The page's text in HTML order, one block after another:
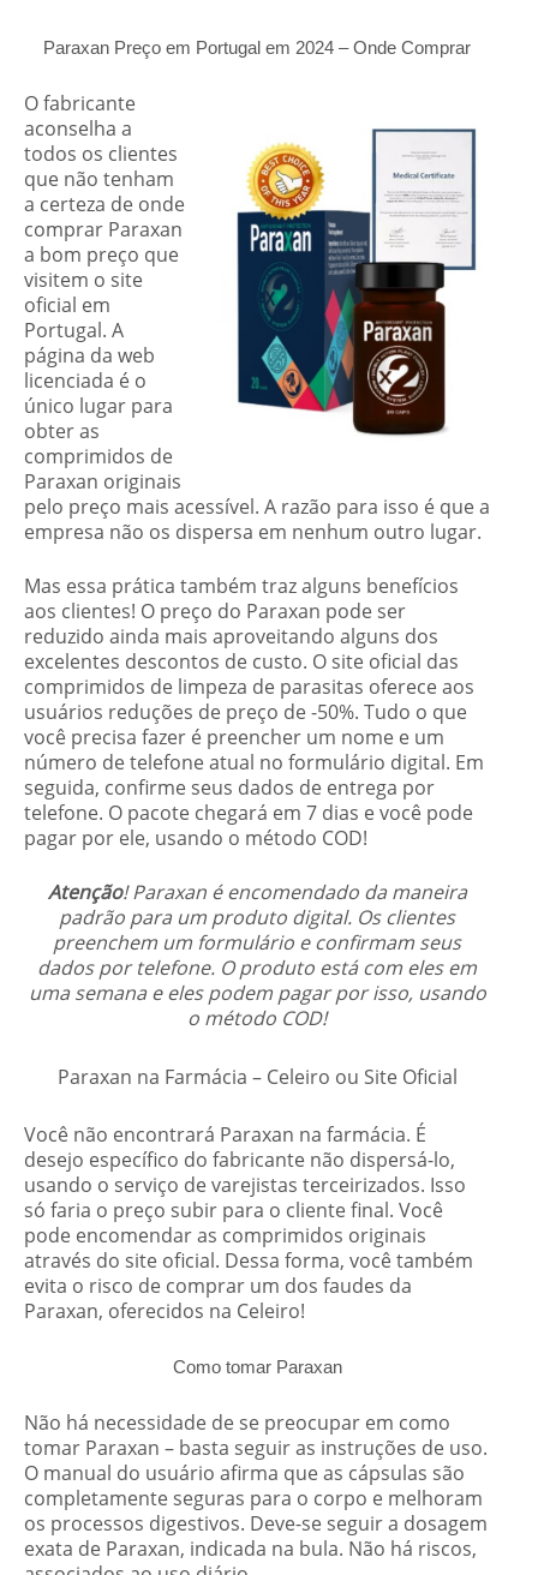
Paraxan Preço em Portugal em 2024 – Onde Comprar
O fabricante
aconselha a
todos os clientes
que não tenham
a certeza de onde
comprar Paraxan
a bom preço que
visitem o site
oficial em
Portugal. A
página da web
licenciada é o
único lugar para
obter as
comprimidos de
Paraxan originais
pelo preço mais acessível. A razão para isso é que a
empresa não os dispersa em nenhum outro lugar.
Mas essa prática também traz alguns benefícios
aos clientes! O preço do Paraxan pode ser
reduzido ainda mais aproveitando alguns dos
excelentes descontos de custo. O site oficial das
comprimidos de limpeza de parasitas oferece aos
usuários reduções de preço de -50%. Tudo o que
você precisa fazer é preencher um nome e um
número de telefone atual no formulário digital. Em
seguida, confirme seus dados de entrega por
telefone. O pacote chegará em 7 dias e você pode
pagar por ele, usando o método COD!
Atenção! Paraxan é encomendado da maneira
padrão para um produto digital. Os clientes
preenchem um formulário e confirmam seus
dados por telefone. O produto está com eles em
uma semana e eles podem pagar por isso, usando
o método COD!
Paraxan na Farmácia – Celeiro ou Site Oficial
Você não encontrará Paraxan na farmácia. É
desejo específico do fabricante não dispersá-lo,
usando o serviço de varejistas terceirizados. Isso
só faria o preço subir para o cliente final. Você
pode encomendar as comprimidos originais
através do site oficial. Dessa forma, você também
evita o risco de comprar um dos faudes da
Paraxan, oferecidos na Celeiro!
Como tomar Paraxan
Não há necessidade de se preocupar em como
tomar Paraxan – basta seguir as instruções de uso.
O manual do usuário afirma que as cápsulas são
completamente seguras para o corpo e melhoram
os processos digestivos. Deve-se seguir a dosagem
exata de Paraxan, indicada na bula. Não há riscos,